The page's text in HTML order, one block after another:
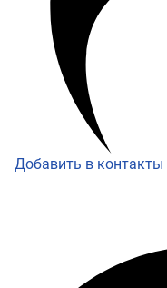
Добавить в контакты